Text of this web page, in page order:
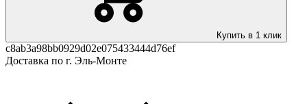
Купить в 1 клик
c8ab3a98bb0929d02e075433444d76ef
Доставка по г. Эль-Монте